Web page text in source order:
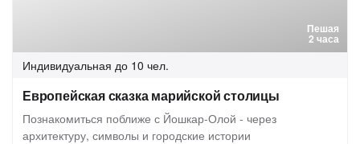
Пешая
2 часа
Индивидуальная до 10 чел.
Европейская сказка марийской столицы
Познакомиться поближе с Йошкар-Олой - через
архитектуру, символы и городские истории